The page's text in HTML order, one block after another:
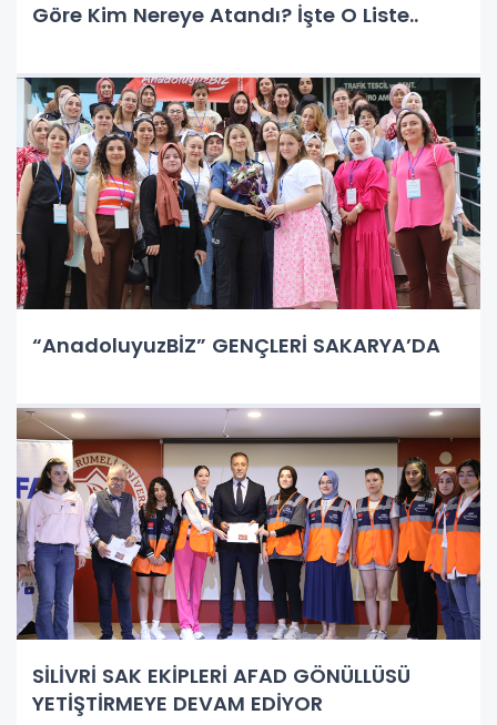
Göre Kim Nereye Atandı? İşte O Liste..
“AnadoluyuzBİZ” GENÇLERİ SAKARYA’DA
SİLİVRİ SAK EKİPLERİ AFAD GÖNÜLLÜSÜ
YETİŞTİRMEYE DEVAM EDİYOR